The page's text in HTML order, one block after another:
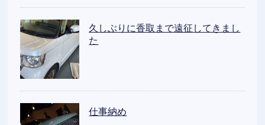
久しぶりに香取まで遠征してきまし
た
仕事納め